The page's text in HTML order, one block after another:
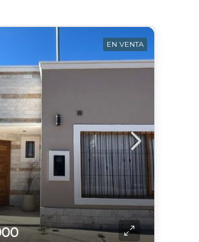
EN VENTA